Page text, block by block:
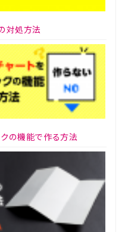
対処方法
の機能で作る方法